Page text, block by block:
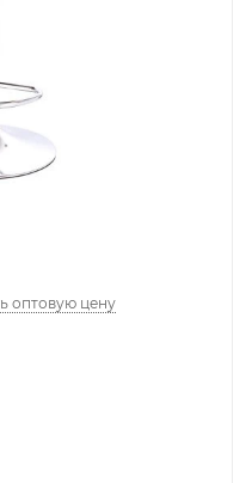
оптовую цену